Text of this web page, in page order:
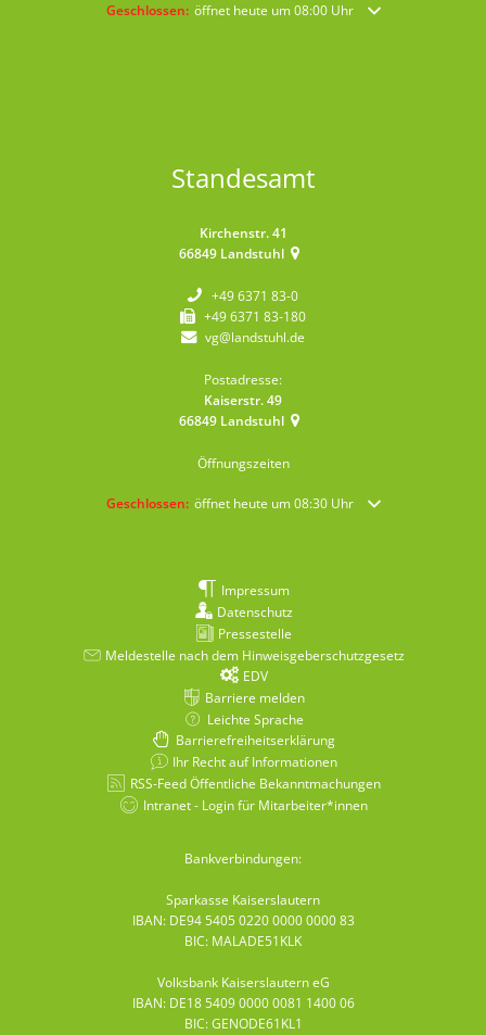
Klicken, um weitere Öffnungs- oder Schließzeiten
Geschlossen: öffnet heute um 08:00 Uhr
Standesamt
Kirchenstr. 41
66849 Landstuhl
+49 6371 83-0
+49 6371 83-180
vg@landstuhl.de
Postadresse:
Kaiserstr. 49
66849 Landstuhl
Öffnungszeiten
Klicken, um weitere Öffnungs- oder Schließzeiten
Geschlossen: öffnet heute um 08:30 Uhr
Impressum
Datenschutz
Pressestelle
Meldestelle nach dem Hinweisgeberschutzgesetz
EDV
Barriere melden
Leichte Sprache
Barrierefreiheitserklärung
Ihr Recht auf Informationen
RSS-Feed Öffentliche Bekanntmachungen
Intranet - Login für Mitarbeiter*innen
Bankverbindungen:
Sparkasse Kaiserslautern
IBAN: DE94 5405 0220 0000 0000 83
BIC: MALADE51KLK
Volksbank Kaiserslautern eG
IBAN: DE18 5409 0000 0081 1400 06
BIC: GENODE61KL1